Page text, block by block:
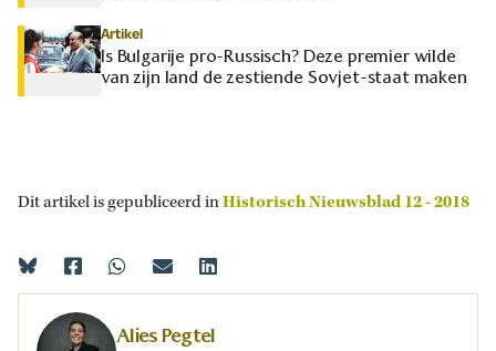
Artikel
Is Bulgarije pro-Russisch? Deze premier wilde
van zijn land de zestiende Sovjet-staat maken
Dit artikel is gepubliceerd inHistorisch Nieuwsblad 12 - 2018
Alies Pegtel